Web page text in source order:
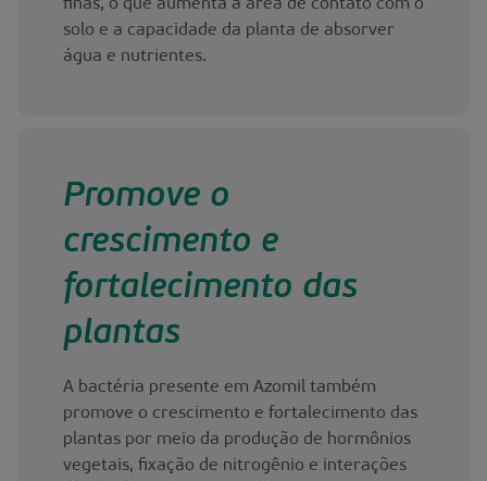
finas, o que aumenta a área de contato com o
solo e a capacidade da planta de absorver
água e nutrientes.
Promove o
crescimento e
fortalecimento das
plantas
A bactéria presente em Azomil também
promove o crescimento e fortalecimento das
plantas por meio da produção de hormônios
vegetais, fixação de nitrogênio e interações